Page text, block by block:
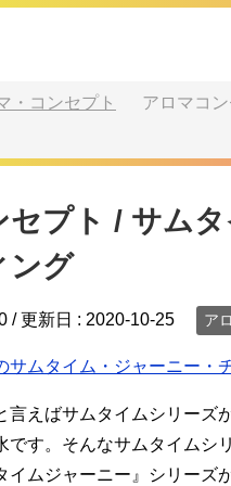
・コンセプト アロマコ
プト / サムタ
ング
/ 更新日 : 2020-10-25 ア
サムタイム・ジャーニー・
言えばサムタイムシリーズ
です。そんなサムタイムシ
イムジャーニー』シリーズ